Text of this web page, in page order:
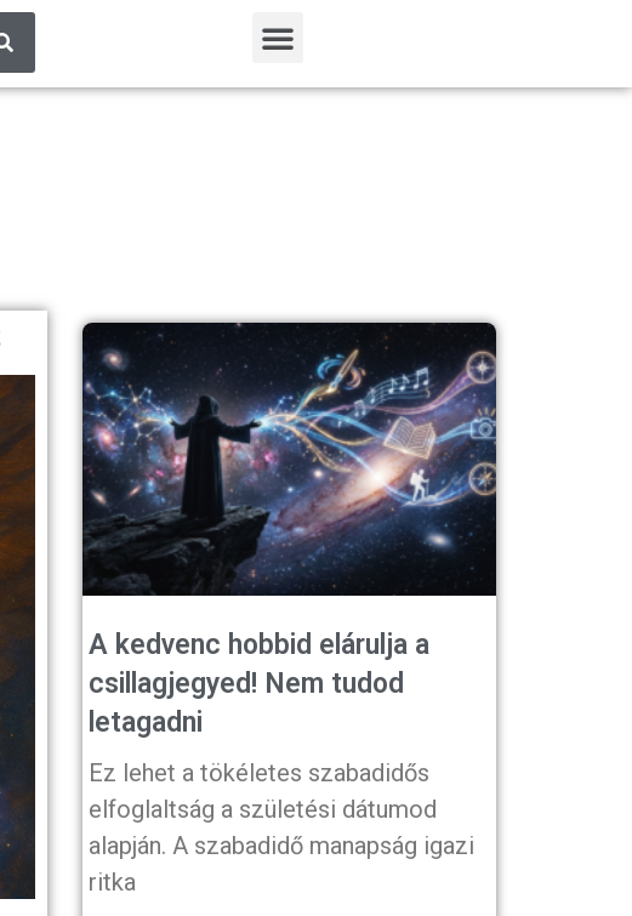
A kedvenc hobbid elárulja a
csillagjegyed! Nem tudod
letagadni
Ez lehet a tökéletes szabadidős
elfoglaltság a születési dátumod
alapján. A szabadidő manapság igazi
ritka